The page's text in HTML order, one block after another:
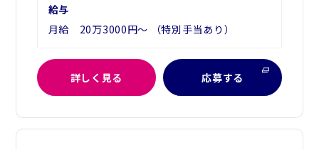
給与
月給 20万3000円～ （特別手当あり）
詳しく見る 応募する